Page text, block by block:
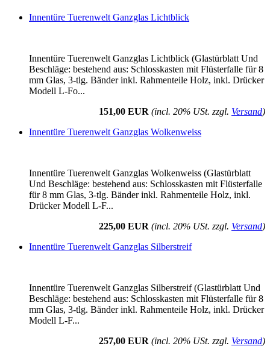
Innentüre Tuerenwelt Ganzglas Lichtblick
Innentüre Tuerenwelt Ganzglas Lichtblick (Glastürblatt Und
Beschläge: bestehend aus: Schlosskasten mit Flüsterfalle für 8
mm Glas, 3-tlg. Bänder inkl. Rahmenteile Holz, inkl. Drücker
Modell L-Fo...
151,00 EUR (incl. 20% USt. zzgl. Versand)
Innentüre Tuerenwelt Ganzglas Wolkenweiss
Innentüre Tuerenwelt Ganzglas Wolkenweiss (Glastürblatt
Und Beschläge: bestehend aus: Schlosskasten mit Flüsterfalle
für 8 mm Glas, 3-tlg. Bänder inkl. Rahmenteile Holz, inkl.
Drücker Modell L-F...
225,00 EUR (incl. 20% USt. zzgl. Versand)
Innentüre Tuerenwelt Ganzglas Silberstreif
Innentüre Tuerenwelt Ganzglas Silberstreif (Glastürblatt Und
Beschläge: bestehend aus: Schlosskasten mit Flüsterfalle für 8
mm Glas, 3-tlg. Bänder inkl. Rahmenteile Holz, inkl. Drücker
Modell L-F...
257,00 EUR (incl. 20% USt. zzgl. Versand)